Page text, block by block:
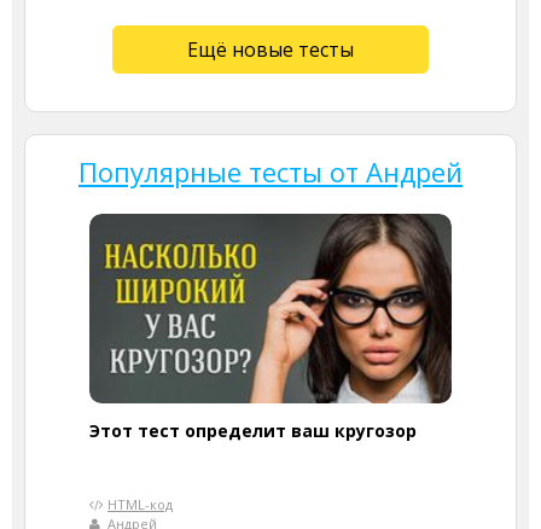
Ещё новые тесты
Популярные тесты от Андрей
Этот тест определит ваш кругозор
HTML-код
Андрей